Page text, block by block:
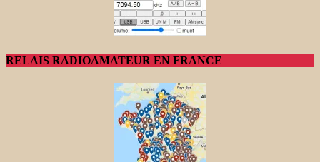
RELAIS RADIOAMATEUR EN FRANCE